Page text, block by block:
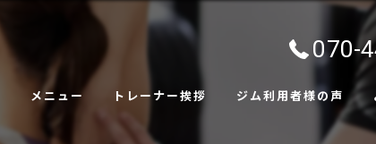
070-
メニュー トレーナー挨拶 ジム利用者様の声